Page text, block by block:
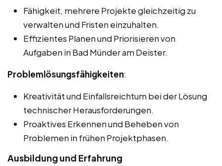
Fähigkeit, mehrere Projekte gleichzeitig zu
verwalten und Fristen einzuhalten.
Effizientes Planen und Priorisieren von
Aufgaben in Bad Münder am Deister.
Problemlösungsfähigkeiten:
Kreativität und Einfallsreichtum bei der Lösung
technischer Herausforderungen.
Proaktives Erkennen und Beheben von
Problemen in frühen Projektphasen.
Ausbildung und Erfahrung